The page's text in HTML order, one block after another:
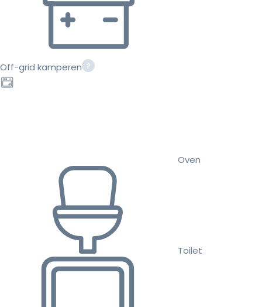
Off-grid kamperen
Oven
Toilet